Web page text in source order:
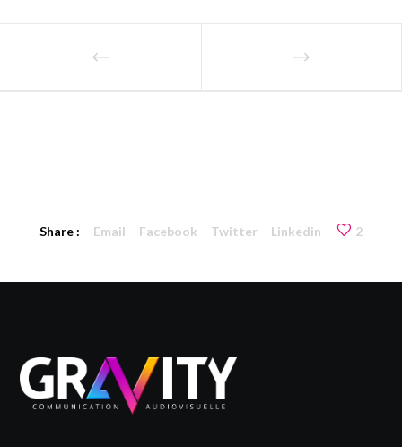
Share : Email Facebook Twitter Linkedin 2